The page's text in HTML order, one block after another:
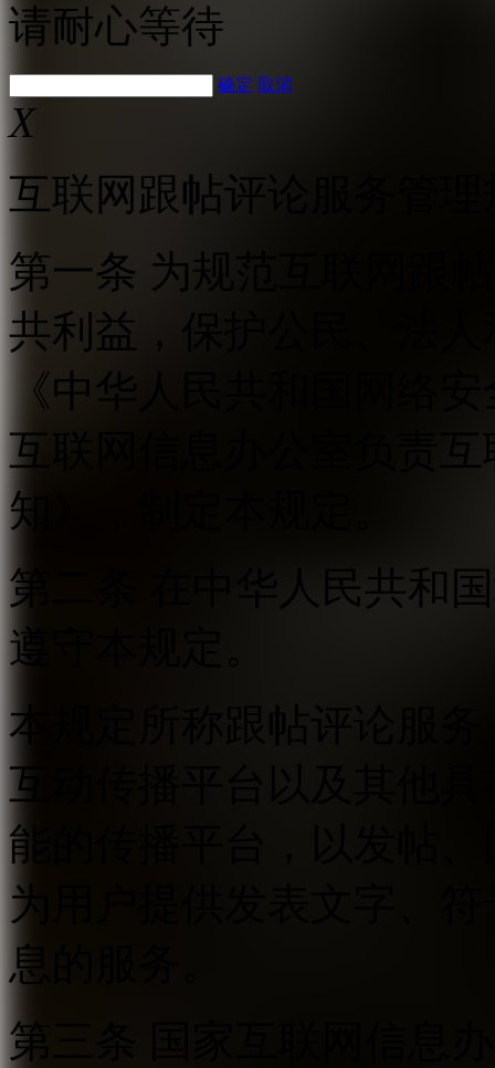
请耐心等待
确定 取消
X
互联网跟帖评论服务管理
第一条 为规范互联网跟
共利益，保护公民、法
《中华人民共和国网络
互联网信息办公室负责
知》，制定本规定。
第二条 在中华人民共和
遵守本规定。
本规定所称跟帖评论服
互动传播平台以及其他
能的传播平台，以发帖
为用户提供发表文字、
息的服务。
第三条 国家互联网信息